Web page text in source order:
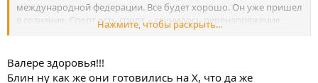
международной федерации. Все будет хорошо. Он уже пришел
в сознание. Спорт есть спорт – случилось перенапряжение,
поскольку была очень жесткая борьба.
Про судейство говорить бессмысленно, поскольку ничего не
Нажмите, чтобы раскрыть...
Валере здоровья!!!
Блин ну как же они готовились на Х, что да же